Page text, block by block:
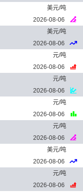
美元/吨
2026-08-06
美元/吨
2026-08-06
元/吨
2026-08-06
元/吨
2026-08-06
元/吨
2026-08-06
元/吨
2026-08-06
美元/吨
2026-08-06
元/吨
2026-08-06